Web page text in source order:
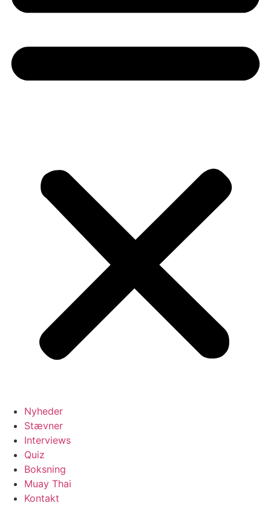
Nyheder
Stævner
Interviews
Quiz
Boksning
Muay Thai
Kontakt